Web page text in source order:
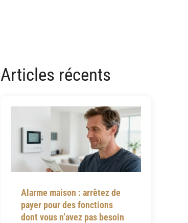
Articles récents
Alarme maison : arrêtez de
payer pour des fonctions
dont vous n’avez pas besoin